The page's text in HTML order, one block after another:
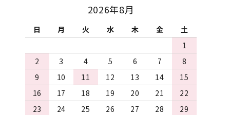
2026年8月
日 月 火 水 木 金
土
1
2
3 4 5 6 7
8
9
10 11 12 13 14
15
16
17 18 19 20 21
22
23
24 25 26 27 28
29